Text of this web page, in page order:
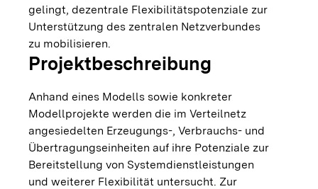
gelingt, dezentrale Flexibilitätspotenziale zur
Unterstützung des zentralen Netzverbundes
zu mobilisieren.
Projektbeschreibung
Anhand eines Modells sowie konkreter
Modellprojekte werden die im Verteilnetz
angesiedelten Erzeugungs-, Verbrauchs- und
Übertragungseinheiten auf ihre Potenziale zur
Bereitstellung von Systemdienstleistungen
und weiterer Flexibilität untersucht. Zur